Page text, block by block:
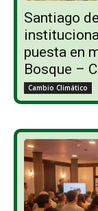
Santiago
puesta en
Bosque –
Cambio Climático